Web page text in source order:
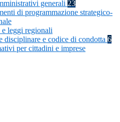
generali 23
di programmazione strategico-
e leggi regionali
disciplinare e codice di condotta 6
per cittadini e imprese